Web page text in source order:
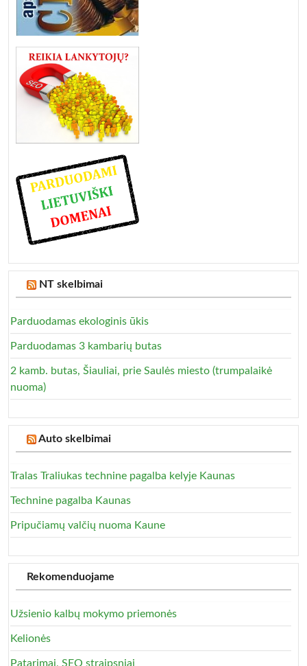
NT skelbimai
Parduodamas ekologinis ūkis
Parduodamas 3 kambarių butas
2 kamb. butas, Šiauliai, prie Saulės miesto (trumpalaikė
nuoma)
Auto skelbimai
Tralas Traliukas technine pagalba kelyje Kaunas
Technine pagalba Kaunas
Pripučiamų valčių nuoma Kaune
Rekomenduojame
Užsienio kalbų mokymo priemonės
Kelionės
Patarimai, SEO straipsniai